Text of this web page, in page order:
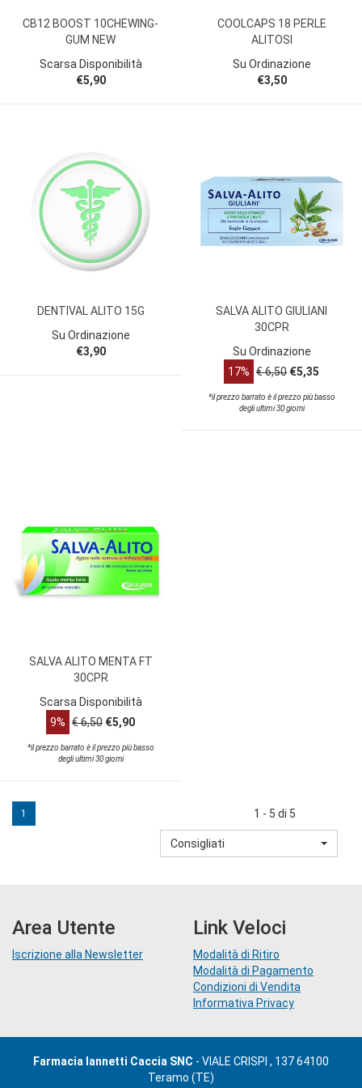
CB12 BOOST 10CHEWING-
GUM NEW
Scarsa Disponibilità
€5,90
COOLCAPS 18 PERLE
ALITOSI
Su Ordinazione
€3,50
DENTIVAL ALITO 15G
Su Ordinazione
€3,90
SALVA ALITO GIULIANI
30CPR
Su Ordinazione
17% € 6,50 €5,35
*il prezzo barrato è il prezzo più basso
degli ultimi 30 giorni
SALVA ALITO MENTA FT
30CPR
Scarsa Disponibilità
9% € 6,50 €5,90
*il prezzo barrato è il prezzo più basso
degli ultimi 30 giorni
1 1 - 5 di 5
Consigliati
Area Utente
Iscrizione alla Newsletter
Link Veloci
Modalità di Ritiro
Modalità di Pagamento
Condizioni di Vendita
Informativa Privacy
Farmacia Iannetti Caccia SNC - VIALE CRISPI , 137 64100
Teramo (TE)